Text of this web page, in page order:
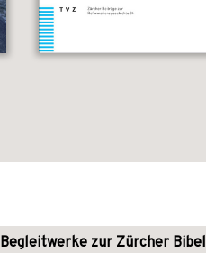
Begleitwerke zur Zürcher Bibel